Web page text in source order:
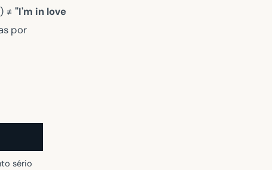
≠ "I'm in love
por
sério